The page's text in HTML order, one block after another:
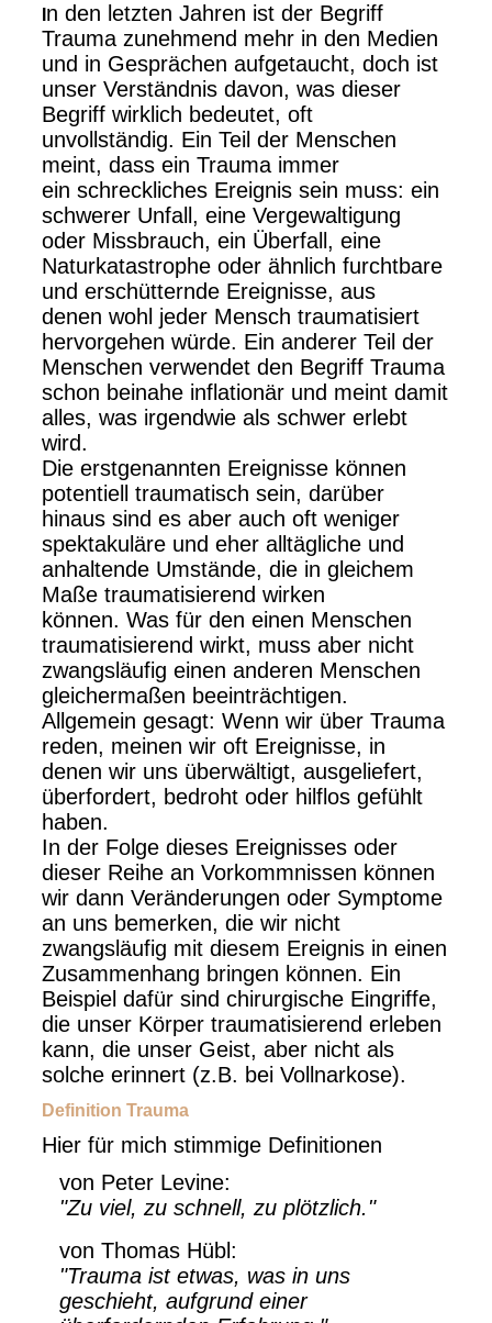
n den letzten Jahren ist der Begriff
Trauma zunehmend mehr in den Medien
und in Gesprächen aufgetaucht, doch ist
unser Verständnis davon, was dieser
Begriff wirklich bedeutet, oft
unvollständig. Ein Teil der Menschen
meint, dass ein Trauma immer
ein schreckliches Ereignis sein muss: ein
schwerer Unfall, eine Vergewaltigung
oder Missbrauch, ein Überfall, eine
Naturkatastrophe oder ähnlich furchtbare
und erschütternde Ereignisse, aus
denen wohl jeder Mensch traumatisiert
hervorgehen würde. Ein anderer Teil der
Menschen verwendet den Begriff Trauma
schon beinahe inflationär und meint damit
alles, was irgendwie als schwer erlebt
wird.
Die erstgenannten Ereignisse können
potentiell traumatisch sein, darüber
hinaus sind es aber auch oft weniger
spektakuläre und eher alltägliche und
anhaltende Umstände, die in gleichem
Maße traumatisierend wirken
können. Was für den einen Menschen
traumatisierend wirkt, muss aber nicht
zwangsläufig einen anderen Menschen
gleichermaßen beeinträchtigen.
Allgemein gesagt: Wenn wir über Trauma
reden, meinen wir oft Ereignisse, in
denen wir uns überwältigt, ausgeliefert,
überfordert, bedroht oder hilflos gefühlt
haben.
In der Folge dieses Ereignisses oder
dieser Reihe an Vorkommnissen können
wir dann Veränderungen oder Symptome
an uns bemerken, die wir nicht
zwangsläufig mit diesem Ereignis in einen
Zusammenhang bringen können. Ein
Beispiel dafür sind chirurgische Eingriffe,
die unser Körper traumatisierend erleben
kann, die unser Geist, aber nicht als
solche erinnert (z.B. bei Vollnarkose).
Definition Trauma
Hier für mich stimmige Definitionen
von Peter Levine:
"Zu viel, zu schnell, zu plötzlich."
von Thomas Hübl:
"Trauma ist etwas, was in uns
geschieht, aufgrund einer